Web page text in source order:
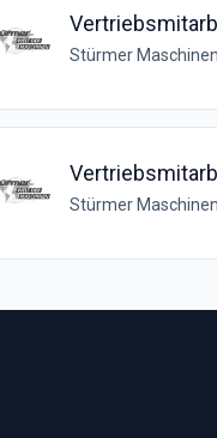
Stürmer
Stürmer